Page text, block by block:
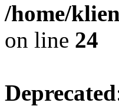
/home/
on line 24
Deprecated